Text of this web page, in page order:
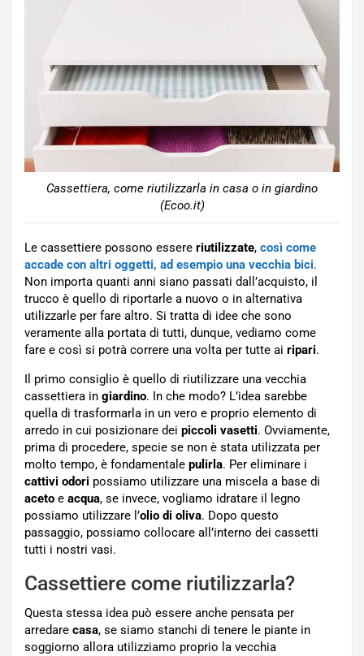
Cassettiera, come riutilizzarla in casa o in giardino
(Ecoo.it)
Le cassettiere possono essere riutilizzate, così come
accade con altri oggetti, ad esempio una vecchia bici.
Non importa quanti anni siano passati dall’acquisto, il
trucco è quello di riportarle a nuovo o in alternativa
utilizzarle per fare altro. Si tratta di idee che sono
veramente alla portata di tutti, dunque, vediamo come
fare e così si potrà correre una volta per tutte ai ripari.
Il primo consiglio è quello di riutilizzare una vecchia
cassettiera in giardino. In che modo? L’idea sarebbe
quella di trasformarla in un vero e proprio elemento di
arredo in cui posizionare dei piccoli vasetti. Ovviamente,
prima di procedere, specie se non è stata utilizzata per
molto tempo, è fondamentale pulirla. Per eliminare i
cattivi odori possiamo utilizzare una miscela a base di
aceto e acqua, se invece, vogliamo idratare il legno
possiamo utilizzare l’olio di oliva. Dopo questo
passaggio, possiamo collocare all’interno dei cassetti
tutti i nostri vasi.
Cassettiere come riutilizzarla?
Questa stessa idea può essere anche pensata per
arredare casa, se siamo stanchi di tenere le piante in
soggiorno allora utilizziamo proprio la vecchia